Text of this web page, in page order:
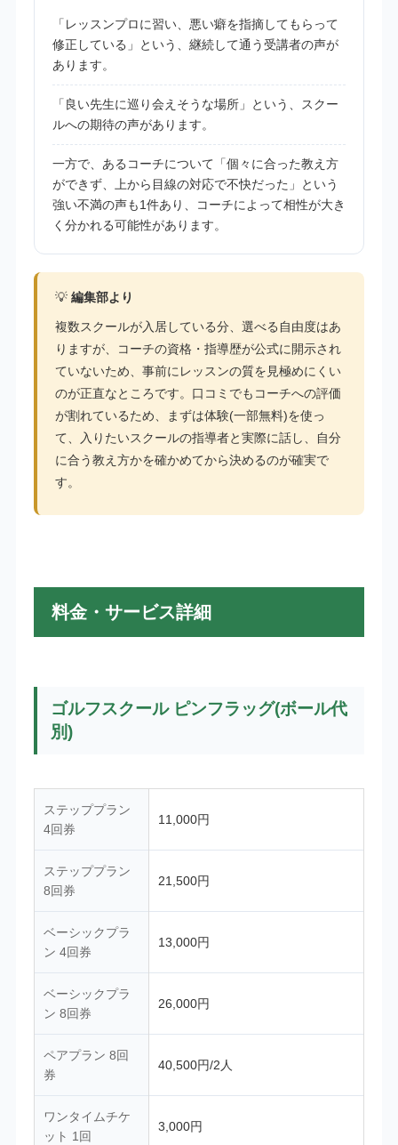
「レッスンプロに習い、悪い癖を指摘してもらって
修正している」という、継続して通う受講者の声が
あります。
「良い先生に巡り会えそうな場所」という、スクー
ルへの期待の声があります。
一方で、あるコーチについて「個々に合った教え方
ができず、上から目線の対応で不快だった」という
強い不満の声も1件あり、コーチによって相性が大き
く分かれる可能性があります。
💡 編集部より
複数スクールが入居している分、選べる自由度はあ
りますが、コーチの資格・指導歴が公式に開示され
ていないため、事前にレッスンの質を見極めにくい
のが正直なところです。口コミでもコーチへの評価
が割れているため、まずは体験(一部無料)を使っ
て、入りたいスクールの指導者と実際に話し、自分
に合う教え方かを確かめてから決めるのが確実で
す。
料金・サービス詳細
ゴルフスクール ピンフラッグ(ボール代
別)
ステッププラン
4回券
11,000円
ステッププラン
8回券
21,500円
ベーシックプラ
ン 4回券
13,000円
ベーシックプラ
ン 8回券
26,000円
ペアプラン 8回
券
40,500円/2人
ワンタイムチケ
ット 1回
3,000円